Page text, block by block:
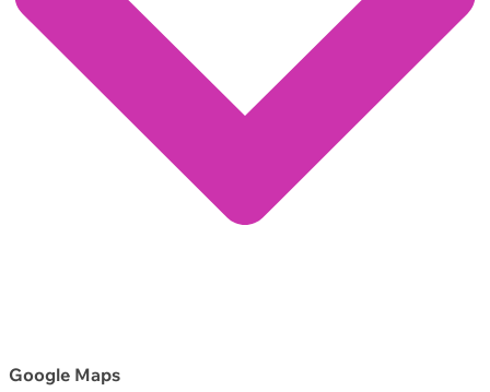
Google Maps